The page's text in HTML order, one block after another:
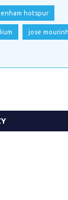
hotspur
jose